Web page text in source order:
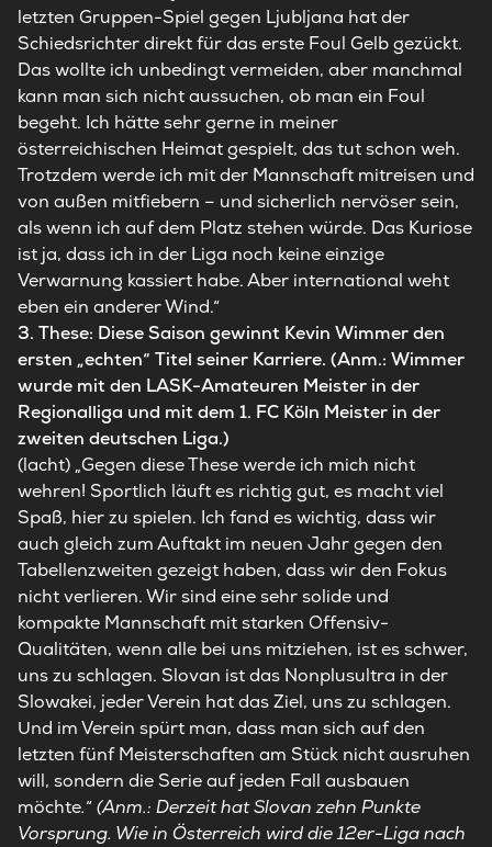
letzten Gruppen-Spiel gegen Ljubljana hat der
Schiedsrichter direkt für das erste Foul Gelb gezückt.
Das wollte ich unbedingt vermeiden, aber manchmal
kann man sich nicht aussuchen, ob man ein Foul
begeht. Ich hätte sehr gerne in meiner
österreichischen Heimat gespielt, das tut schon weh.
Trotzdem werde ich mit der Mannschaft mitreisen und
von außen mitfiebern – und sicherlich nervöser sein,
als wenn ich auf dem Platz stehen würde. Das Kuriose
ist ja, dass ich in der Liga noch keine einzige
Verwarnung kassiert habe. Aber international weht
eben ein anderer Wind.“
3. These: Diese Saison gewinnt Kevin Wimmer den
ersten „echten“ Titel seiner Karriere. (Anm.: Wimmer
wurde mit den LASK-Amateuren Meister in der
Regionalliga und mit dem 1. FC Köln Meister in der
zweiten deutschen Liga.)
(lacht) „Gegen diese These werde ich mich nicht
wehren! Sportlich läuft es richtig gut, es macht viel
Spaß, hier zu spielen. Ich fand es wichtig, dass wir
auch gleich zum Auftakt im neuen Jahr gegen den
Tabellenzweiten gezeigt haben, dass wir den Fokus
nicht verlieren. Wir sind eine sehr solide und
kompakte Mannschaft mit starken Offensiv-
Qualitäten, wenn alle bei uns mitziehen, ist es schwer,
uns zu schlagen. Slovan ist das Nonplusultra in der
Slowakei, jeder Verein hat das Ziel, uns zu schlagen.
Und im Verein spürt man, dass man sich auf den
letzten fünf Meisterschaften am Stück nicht ausruhen
will, sondern die Serie auf jeden Fall ausbauen
möchte.“(Anm.: Derzeit hat Slovan zehn Punkte
Vorsprung. Wie in Österreich wird die 12er-Liga nach